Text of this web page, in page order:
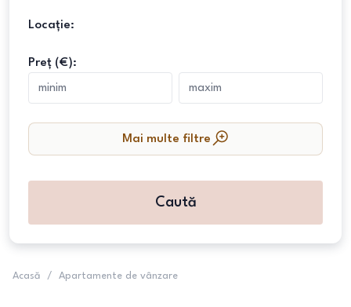
Locație:
Preț (€):
Mai multe filtre
Caută
Acasă / Apartamente de vânzare